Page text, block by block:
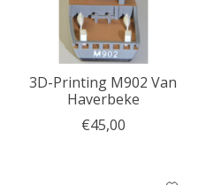
3D-Printing M902 Van
Haverbeke
€45,00